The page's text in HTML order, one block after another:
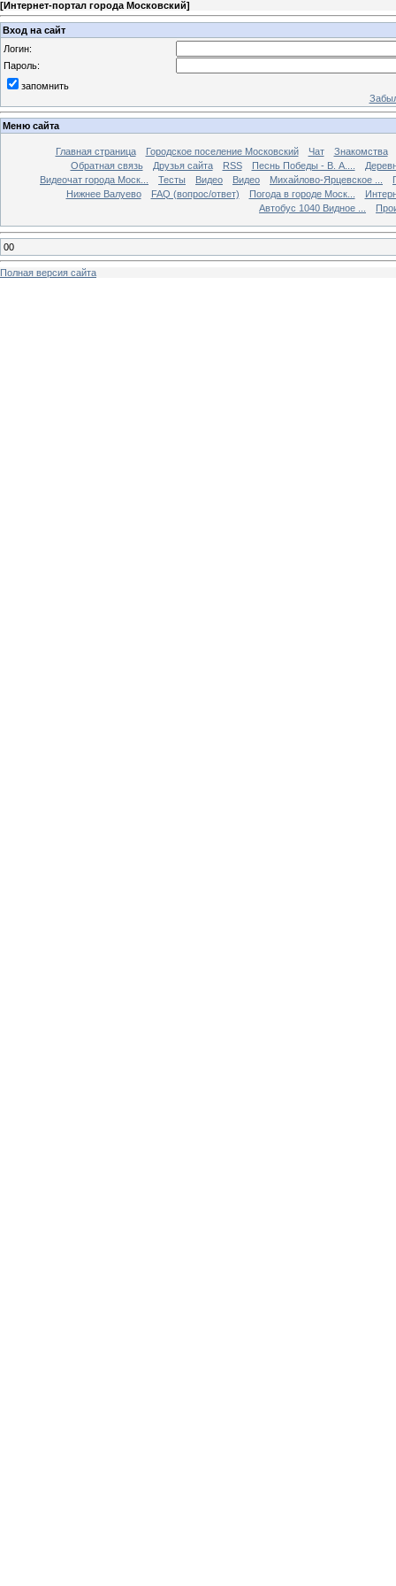
[Интернет-портал города Московский]
Вход на сайт
Логин:
Пароль:
запомнить
Меню сайта
Главная страница Городское поселение Московский Чат
Знакомства
Обратная связь
Друзья сайта RSS Песнь Победы - В. А....
Видеочат города Моск...
Тесты Видео Видео Михайлово-Ярцевское ...
Нижнее Валуево
FAQ (вопрос/ответ) Погода в городе Моск...
Автобус 1040 Видное ...
00
Полная версия сайта